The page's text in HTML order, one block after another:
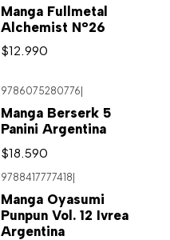
Manga Fullmetal
Alchemist N°26
$12.990
9786075280776
Manga Berserk 5
Panini Argentina
$18.590
9788417777418|
Manga Oyasumi
Punpun Vol. 12 Ivrea
Argentina